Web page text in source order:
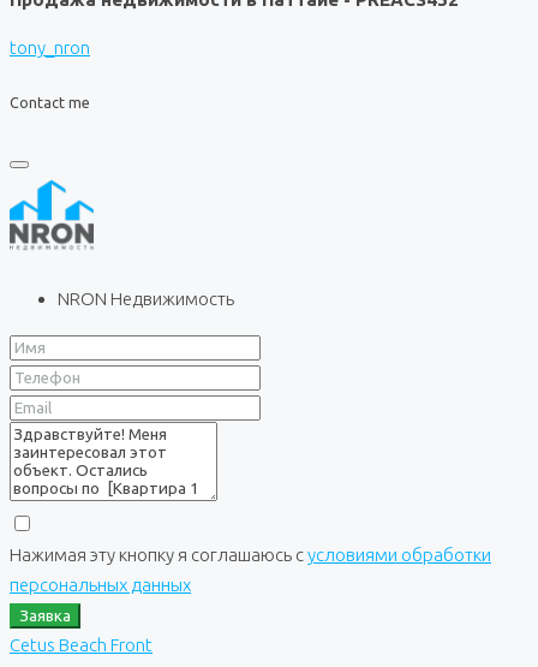
tony_nron
Contact me
NRON Недвижимость
Нажимая эту кнопку я соглашаюсь сусловиями обработки
персональных данных
Заявка
Cetus Beach Front